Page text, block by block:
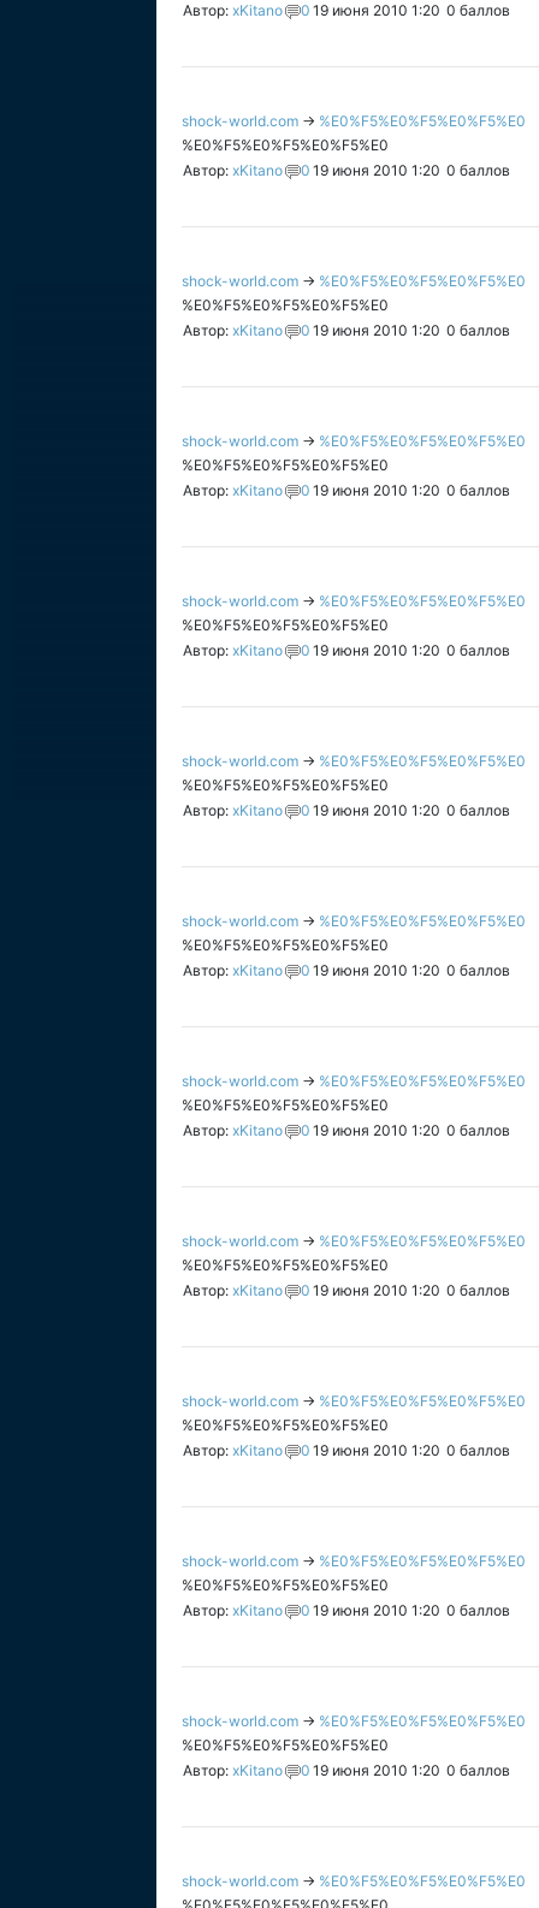
Автор: xKitano 0 19 июня 2010 1:20 0 баллов
shock-world.com → %E0%F5%E0%F5%E0%F5%E0
%E0%F5%E0%F5%E0%F5%E0
Автор: xKitano 0 19 июня 2010 1:20 0 баллов
shock-world.com → %E0%F5%E0%F5%E0%F5%E0
%E0%F5%E0%F5%E0%F5%E0
Автор: xKitano 0 19 июня 2010 1:20 0 баллов
shock-world.com → %E0%F5%E0%F5%E0%F5%E0
%E0%F5%E0%F5%E0%F5%E0
Автор: xKitano 0 19 июня 2010 1:20 0 баллов
shock-world.com → %E0%F5%E0%F5%E0%F5%E0
%E0%F5%E0%F5%E0%F5%E0
Автор: xKitano 0 19 июня 2010 1:20 0 баллов
shock-world.com → %E0%F5%E0%F5%E0%F5%E0
%E0%F5%E0%F5%E0%F5%E0
Автор: xKitano 0 19 июня 2010 1:20 0 баллов
shock-world.com → %E0%F5%E0%F5%E0%F5%E0
%E0%F5%E0%F5%E0%F5%E0
Автор: xKitano 0 19 июня 2010 1:20 0 баллов
shock-world.com → %E0%F5%E0%F5%E0%F5%E0
%E0%F5%E0%F5%E0%F5%E0
Автор: xKitano 0 19 июня 2010 1:20 0 баллов
shock-world.com → %E0%F5%E0%F5%E0%F5%E0
%E0%F5%E0%F5%E0%F5%E0
Автор: xKitano 0 19 июня 2010 1:20 0 баллов
shock-world.com → %E0%F5%E0%F5%E0%F5%E0
%E0%F5%E0%F5%E0%F5%E0
Автор: xKitano 0 19 июня 2010 1:20 0 баллов
shock-world.com → %E0%F5%E0%F5%E0%F5%E0
%E0%F5%E0%F5%E0%F5%E0
Автор: xKitano 0 19 июня 2010 1:20 0 баллов
shock-world.com → %E0%F5%E0%F5%E0%F5%E0
%E0%F5%E0%F5%E0%F5%E0
Автор: xKitano 0 19 июня 2010 1:20 0 баллов
shock-world.com → %E0%F5%E0%F5%E0%F5%E0